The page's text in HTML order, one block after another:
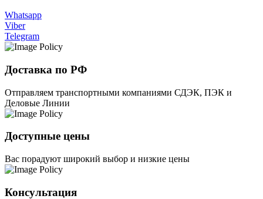
Whatsapp
Viber
Telegram
Доставка по РФ
Отправляем транспортными компаниями СДЭК, ПЭК и
Деловые Линии
Доступные цены
Вас порадуют широкий выбор и низкие цены
Консультация